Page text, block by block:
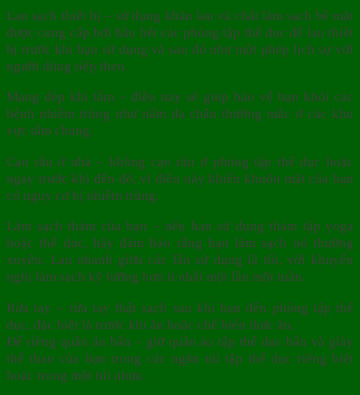
Lau sạch thiết bị – sử dụng khăn lau và chất làm sạch bề mặt
được cung cấp bởi hầu hết các phòng tập thể dục để lau thiết
bị trước khi bạn sử dụng và sau đó như một phép lịch sự với
người dùng tiếp theo.
Mang dép khi tắm – điều này sẽ giúp bảo vệ bạn khỏi các
bệnh nhiễm trùng như nấm da chân thường mắc ở các khu
vực tắm chung.
Cạo râu ở nhà – không cạo râu ở phòng tập thể dục hoặc
ngay trước khi đến đó, vì điều này khiến khuôn mặt của bạn
có nguy cơ bị nhiễm trùng.
Làm sạch thảm của bạn – nếu bạn sử dụng thảm tập yoga
hoặc thể dục, hãy đảm bảo rằng bạn làm sạch nó thường
xuyên. Lau nhanh giữa các lần sử dụng là tốt, với khuyến
nghị làm sạch kỹ lưỡng hơn ít nhất một lần một tuần.
Rửa tay – rửa tay thật sạch sau khi bạn đến phòng tập thể
dục, đặc biệt là trước khi ăn hoặc chế biến thức ăn.
Để riêng quần áo bẩn – giữ quần áo tập thể dục bẩn và giày
thể thao của bạn trong các ngăn túi tập thể dục riêng biệt
hoặc trong một túi nhựa.